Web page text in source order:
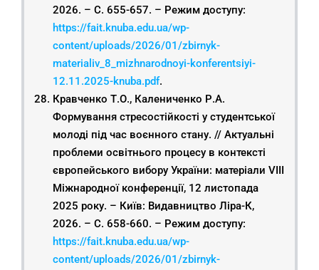
2026. – С. 655-657. – Режим доступу:
https://fait.knuba.edu.ua/wp-
content/uploads/2026/01/zbirnyk-
materialiv_8_mizhnarodnoyi-konferentsiyi-
12.11.2025-knuba.pdf.
Кравченко Т.О., Калениченко Р.А.
Формування стресостійкості у студентської
молоді під час воєнного стану. // Актуальні
проблеми освітнього процесу в контексті
європейського вибору України: матеріали VIІІ
Міжнародної конференції, 12 листопада
2025 року. – Київ: Видавництво Ліра-К,
2026. – С. 658-660. – Режим доступу:
https://fait.knuba.edu.ua/wp-
content/uploads/2026/01/zbirnyk-